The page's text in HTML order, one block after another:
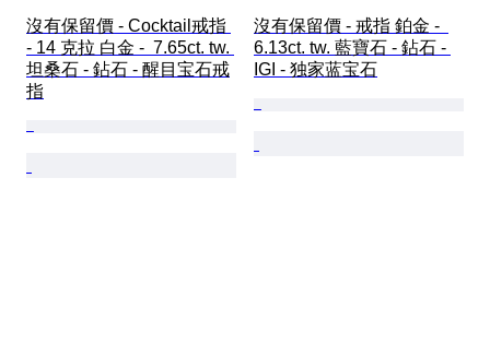
沒有保留價 - Cocktail戒指
- 14 克拉 白金 -  7.65ct. tw.
坦桑石 - 鉆石 - 醒目宝石戒
指
沒有保留價 - 戒指 鉑金 -
6.13ct. tw. 藍寶石 - 鉆石 -
IGI - 独家蓝宝石